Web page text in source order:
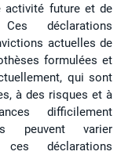
activité future et de
déclarations
actuelles de
formulées et
qui sont
à des risques et à
difficilement
peuvent varier
déclarations